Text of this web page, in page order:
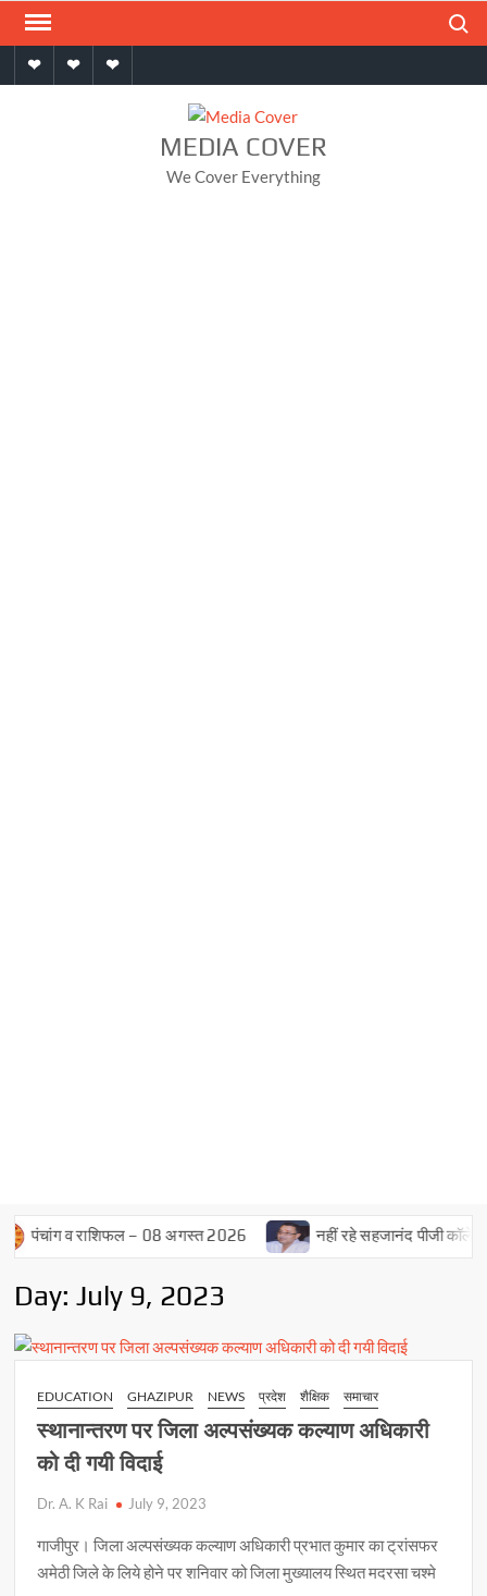
Skip
contentHomeAboutContact
MEDIA COVER
We Cover Everything
पंचांग व राशिफल – 08 अगस्त 2026 नहीं रहे सहजानंद पीजी कॉलेज के
Day:July 9, 2023
EDUCATION GHAZIPUR NEWS प्रदेश शैक्षिक समाचार
स्थानान्तरण पर जिला अल्पसंख्यक कल्याण अधिकारी
को दी गयी विदाई
Dr. A. K Rai July 9, 2023
गाजीपुर। जिला अल्पसंख्यक कल्याण अधिकारी प्रभात कुमार का ट्रांसफर
अमेठी जिले के लिये होने पर शनिवार को जिला मुख्यालय स्थित मदरसा चश्मे